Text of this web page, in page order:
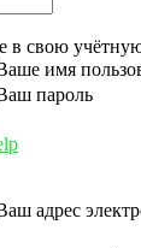
в свою
имя
пароль
адрес